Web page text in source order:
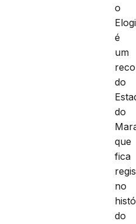
o
é
um
do
do
que
fica
no
do